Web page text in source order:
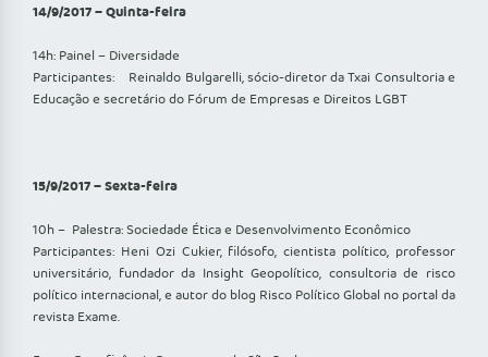
14/9/2017 – Quinta-feira
14h: Painel – Diversidade
Participantes: Reinaldo Bulgarelli, sócio-diretor da Txai Consultoria e
Educação e secretário do Fórum de Empresas e Direitos LGBT
15/9/2017 – Sexta-feira
10h – Palestra: Sociedade Ética e Desenvolvimento Econômico
Participantes: Heni Ozi Cukier, filósofo, cientista político, professor
universitário, fundador da Insight Geopolítico, consultoria de risco
político internacional, e autor do blog Risco Político Global no portal da
revista Exame.